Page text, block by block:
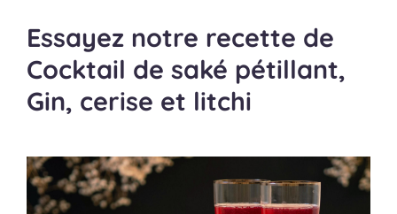
Essayez notre recette de
Cocktail de saké pétillant,
Gin, cerise et litchi